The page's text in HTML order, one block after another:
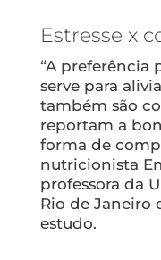
Estresse x
“A preferência
serve para
também são
reportam a
forma de
nutricionista
professora da
Rio de Janeiro
estudo.